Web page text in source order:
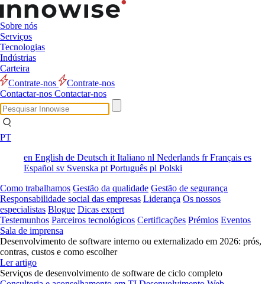
Sobre nós
Serviços
Tecnologias
Indústrias
Carteira
Contrate-nos
Contrate-nos
Contactar-nos Contactar-nos
PT
en English de Deutsch it Italiano nl Nederlands frFrançais es
Español sv Svenska pt Português pl Polski
Como trabalhamos Gestão da qualidade Gestão de segurança
Responsabilidade social das empresas Liderança Os nossos
especialistas Blogue Dicas expert
Testemunhos Parceiros tecnológicos Certificações Prémios Eventos
Sala de imprensa
Desenvolvimento de software interno ou externalizado em 2026: prós,
contras, custos e como escolher
Ler artigo
Serviços de desenvolvimento de software de ciclo completo